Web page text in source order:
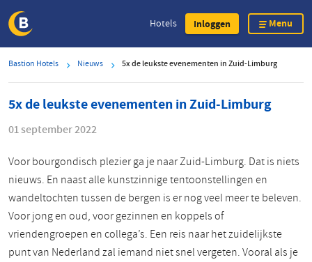
de
inhoud
Hotels Inloggen Menu
Bastion Hotels Nieuws 5x de leukste evenementen in Zuid-Limburg
5x de leukste evenementen in Zuid-Limburg
01 september 2022
Voor bourgondisch plezier ga je naar Zuid-Limburg. Dat is niets
nieuws. En naast alle kunstzinnige tentoonstellingen en
wandeltochten tussen de bergen is er nog veel meer te beleven.
Voor jong en oud, voor gezinnen en koppels of
vriendengroepen en collega’s. Een reis naar het zuidelijkste
punt van Nederland zal iemand niet snel vergeten. Vooral als je